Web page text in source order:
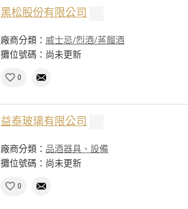
黑松股份有限公司
廠商分類： 威士忌/烈酒/蒸餾酒
攤位號碼：尚未更新
0
益泰玻璃有限公司
廠商分類： 品酒器具、設備
攤位號碼：尚未更新
0